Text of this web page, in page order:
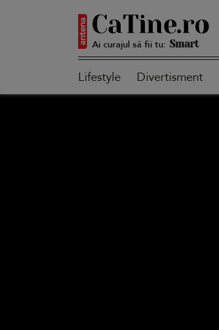
Ai curajul să fii tu: Smart
Lifestyle Divertisment